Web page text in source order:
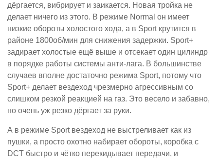
дёргается, вибрирует и заикается. Новая тройка не
делает ничего из этого. В режиме Normal он имеет
низкие обороты холостого хода, а в Sport крутится в
районе 1800об/мин для снижения задержки. Sport+
задирает холостые ещё выше и отсекает один цилиндр
в порядке работы системы анти-лага. В большинстве
случаев вполне достаточно режима Sport, потому что
Sport+ делает вездеход чрезмерно агрессивным со
слишком резкой реакцией на газ. Это весело и забавно,
но очень уж резко дёргает за руки.
А в режиме Sport вездеход не выстреливает как из
пушки, а просто охотно набирает обороты, коробка с
DCT быстро и чётко перекидывает передачи, и